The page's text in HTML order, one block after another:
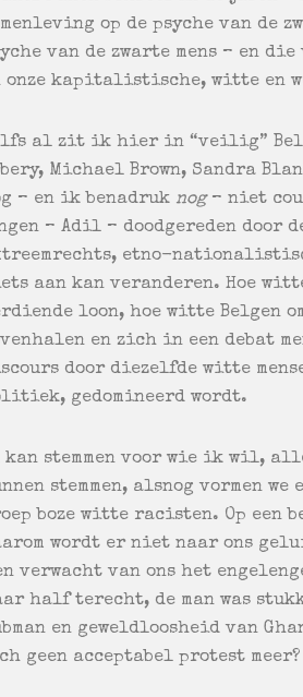
op de psyche van de
van de zwarte mens – en
onze kapitalistische, witte en
al zit ik hier in “veilig”
Michael Brown, Sandra
– en ik benadruk nog– niet
– Adil – doodgereden door
etno-
aan kan veranderen. Hoe
loon, hoe witte Belgen
en zich in een debat
door diezelfde witte
gedomineerd wordt.
stemmen voor wie ik wil,
stemmen, alsnog vormen
boze witte racisten. Op een
wordt er niet naar ons
verwacht van ons het
half terecht, de man was
en geweldloosheid van
geen acceptabel protest meer?